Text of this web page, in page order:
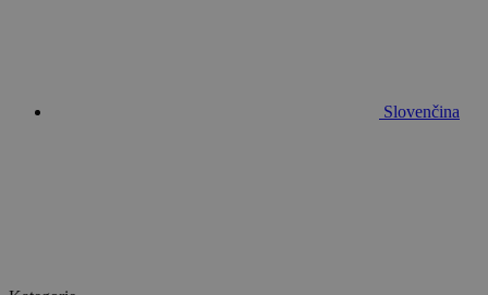
Slovenčina